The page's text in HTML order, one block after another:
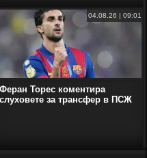
04.08.26 | 09:01
Феран Торес коментира
слуховете за трансфер в ПСЖ